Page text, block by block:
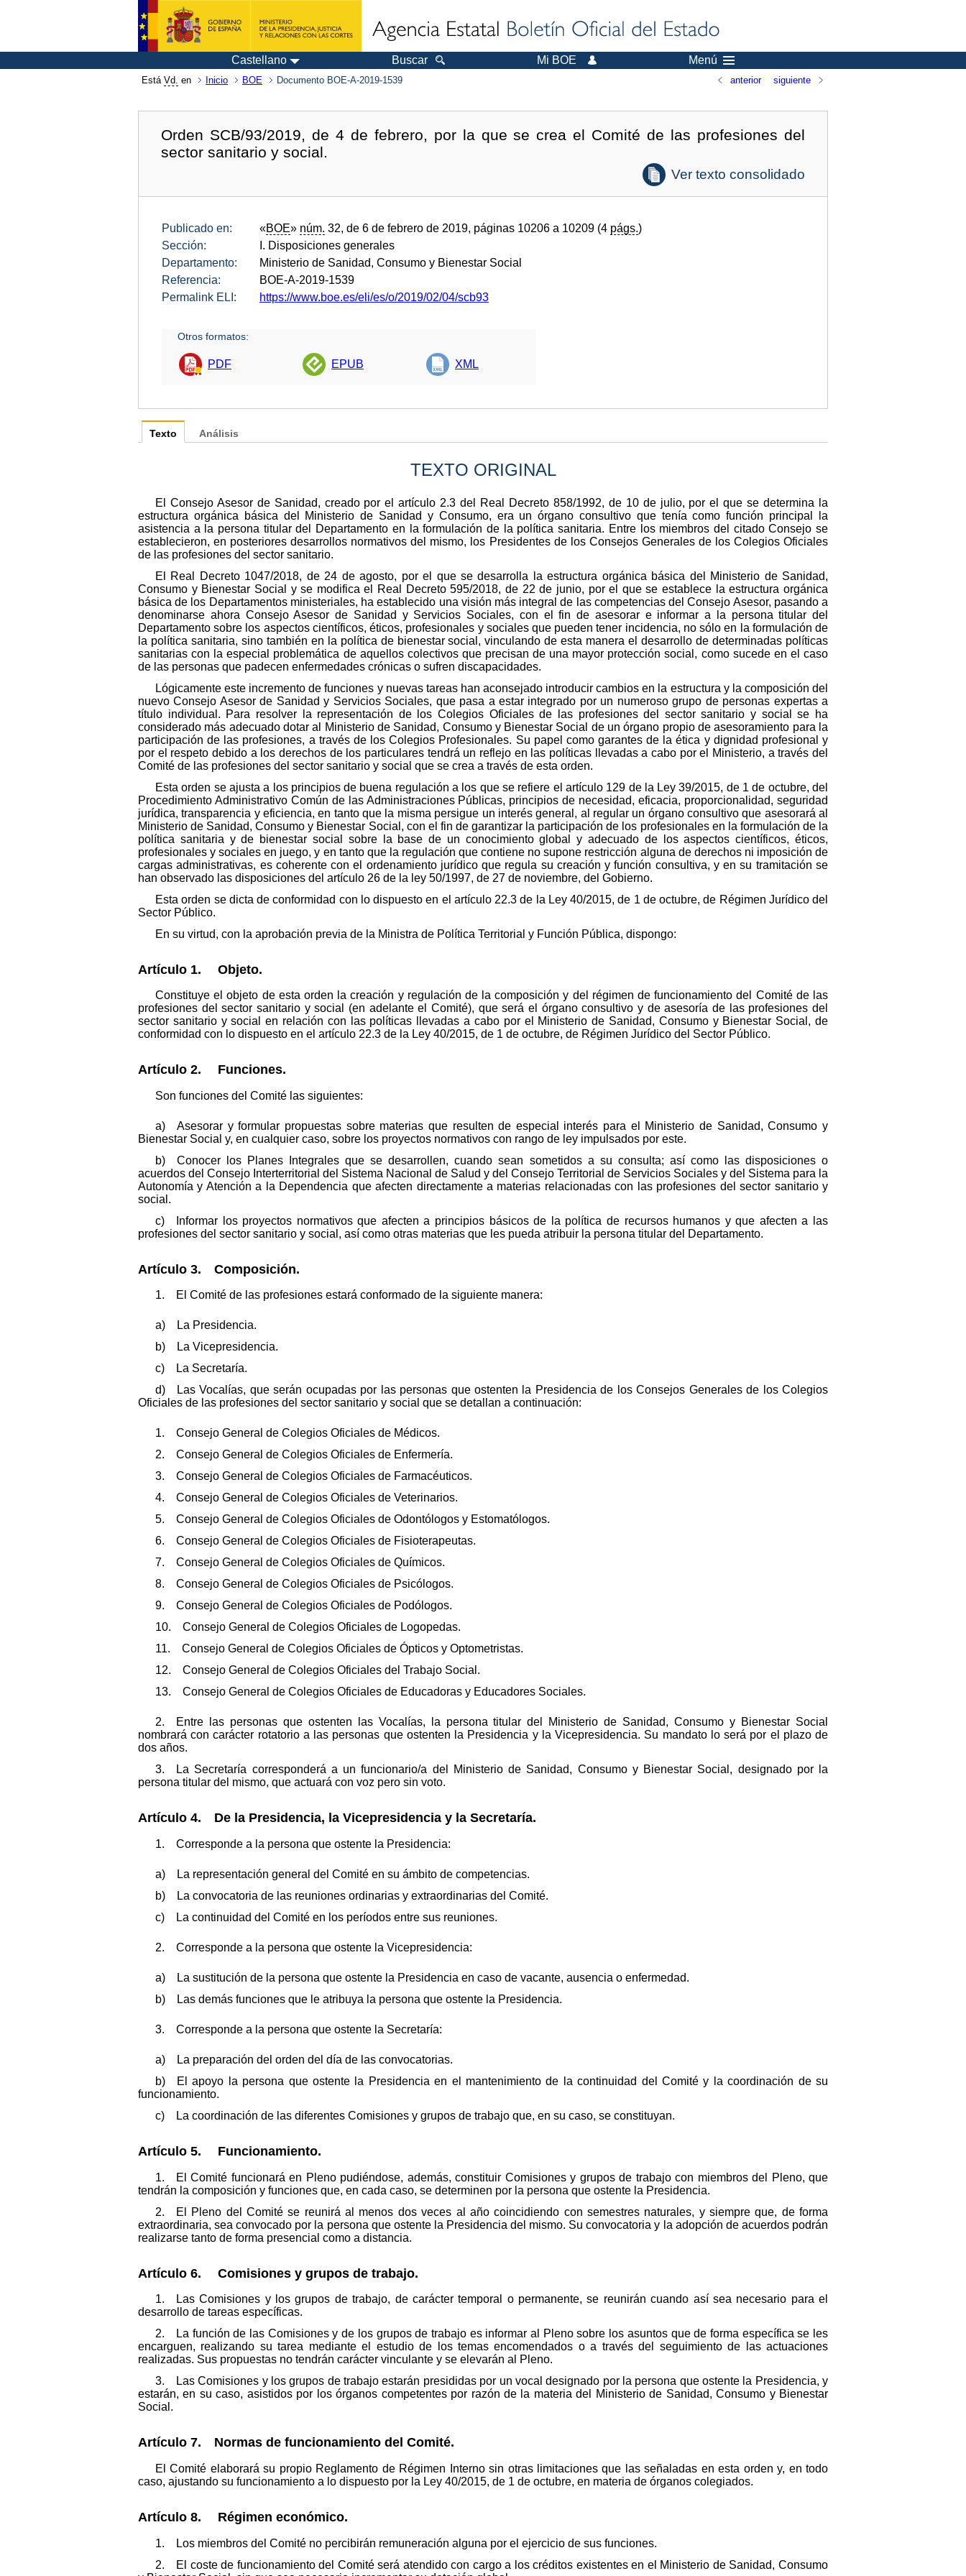
Castellano Buscar Mi BOE Menú
Está Vd. en Inicio BOE Documento BOE-A-2019-1539 anterior siguiente
Orden SCB/93/2019, de 4 de febrero, por la que se crea el Comité de las profesiones del
sector sanitario y social.
Ver texto consolidado
Publicado en: «BOE» núm. 32, de 6 de febrero de 2019, páginas 10206 a 10209 (4 págs.)
Sección:
I. Disposiciones generales
Departamento:
Ministerio de Sanidad, Consumo y Bienestar Social
Referencia:
BOE-A-2019-1539
Permalink ELI:
https://www.boe.es/eli/es/o/2019/02/04/scb93
Otros formatos:
PDF EPUB XML
Texto
TEXTO ORIGINAL
El Consejo Asesor de Sanidad, creado por el artículo 2.3 del Real Decreto 858/1992, de 10 de julio, por el que se determina la
estructura orgánica básica del Ministerio de Sanidad y Consumo, era un órgano consultivo que tenía como función principal la
asistencia a la persona titular del Departamento en la formulación de la política sanitaria. Entre los miembros del citado Consejo se
establecieron, en posteriores desarrollos normativos del mismo, los Presidentes de los Consejos Generales de los Colegios Oficiales
de las profesiones del sector sanitario.
El Real Decreto 1047/2018, de 24 de agosto, por el que se desarrolla la estructura orgánica básica del Ministerio de Sanidad,
Consumo y Bienestar Social y se modifica el Real Decreto 595/2018, de 22 de junio, por el que se establece la estructura orgánica
básica de los Departamentos ministeriales, ha establecido una visión más integral de las competencias del Consejo Asesor, pasando a
denominarse ahora Consejo Asesor de Sanidad y Servicios Sociales, con el fin de asesorar e informar a la persona titular del
Departamento sobre los aspectos científicos, éticos, profesionales y sociales que pueden tener incidencia, no sólo en la formulación de
la política sanitaria, sino también en la política de bienestar social, vinculando de esta manera el desarrollo de determinadas políticas
sanitarias con la especial problemática de aquellos colectivos que precisan de una mayor protección social, como sucede en el caso
de las personas que padecen enfermedades crónicas o sufren discapacidades.
Lógicamente este incremento de funciones y nuevas tareas han aconsejado introducir cambios en la estructura y la composición del
nuevo Consejo Asesor de Sanidad y Servicios Sociales, que pasa a estar integrado por un numeroso grupo de personas expertas a
título individual. Para resolver la representación de los Colegios Oficiales de las profesiones del sector sanitario y social se ha
considerado más adecuado dotar al Ministerio de Sanidad, Consumo y Bienestar Social de un órgano propio de asesoramiento para la
participación de las profesiones, a través de los Colegios Profesionales. Su papel como garantes de la ética y dignidad profesional y
por el respeto debido a los derechos de los particulares tendrá un reflejo en las políticas llevadas a cabo por el Ministerio, a través del
Comité de las profesiones del sector sanitario y social que se crea a través de esta orden.
Esta orden se ajusta a los principios de buena regulación a los que se refiere el artículo 129 de la Ley 39/2015, de 1 de octubre, del
Procedimiento Administrativo Común de las Administraciones Públicas, principios de necesidad, eficacia, proporcionalidad, seguridad
jurídica, transparencia y eficiencia, en tanto que la misma persigue un interés general, al regular un órgano consultivo que asesorará al
Ministerio de Sanidad, Consumo y Bienestar Social, con el fin de garantizar la participación de los profesionales en la formulación de la
política sanitaria y de bienestar social sobre la base de un conocimiento global y adecuado de los aspectos científicos, éticos,
profesionales y sociales en juego, y en tanto que la regulación que contiene no supone restricción alguna de derechos ni imposición de
cargas administrativas, es coherente con el ordenamiento jurídico que regula su creación y función consultiva, y en su tramitación se
han observado las disposiciones del artículo 26 de la ley 50/1997, de 27 de noviembre, del Gobierno.
Esta orden se dicta de conformidad con lo dispuesto en el artículo 22.3 de la Ley 40/2015, de 1 de octubre, de Régimen Jurídico del
Sector Público.
En su virtud, con la aprobación previa de la Ministra de Política Territorial y Función Pública, dispongo:
Artículo 1. Objeto.
Constituye el objeto de esta orden la creación y regulación de la composición y del régimen de funcionamiento del Comité de las
profesiones del sector sanitario y social (en adelante el Comité), que será el órgano consultivo y de asesoría de las profesiones del
sector sanitario y social en relación con las políticas llevadas a cabo por el Ministerio de Sanidad, Consumo y Bienestar Social, de
conformidad con lo dispuesto en el artículo 22.3 de la Ley 40/2015, de 1 de octubre, de Régimen Jurídico del Sector Público.
Artículo 2. Funciones.
Son funciones del Comité las siguientes:
a) Asesorar y formular propuestas sobre materias que resulten de especial interés para el Ministerio de Sanidad, Consumo y
Bienestar Social y, en cualquier caso, sobre los proyectos normativos con rango de ley impulsados por este.
b) Conocer los Planes Integrales que se desarrollen, cuando sean sometidos a su consulta; así como las disposiciones o
acuerdos del Consejo Interterritorial del Sistema Nacional de Salud y del Consejo Territorial de Servicios Sociales y del Sistema para la
Autonomía y Atención a la Dependencia que afecten directamente a materias relacionadas con las profesiones del sector sanitario y
social.
c) Informar los proyectos normativos que afecten a principios básicos de la política de recursos humanos y que afecten a las
profesiones del sector sanitario y social, así como otras materias que les pueda atribuir la persona titular del Departamento.
Artículo 3. Composición.
1. El Comité de las profesiones estará conformado de la siguiente manera:
a) La Presidencia.
b) La Vicepresidencia.
c) La Secretaría.
d) Las Vocalías, que serán ocupadas por las personas que ostenten la Presidencia de los Consejos Generales de los Colegios
Oficiales de las profesiones del sector sanitario y social que se detallan a continuación:
1. Consejo General de Colegios Oficiales de Médicos.
2. Consejo General de Colegios Oficiales de Enfermería.
3. Consejo General de Colegios Oficiales de Farmacéuticos.
4. Consejo General de Colegios Oficiales de Veterinarios.
5. Consejo General de Colegios Oficiales de Odontólogos y Estomatólogos.
6. Consejo General de Colegios Oficiales de Fisioterapeutas.
7. Consejo General de Colegios Oficiales de Químicos.
8. Consejo General de Colegios Oficiales de Psicólogos.
9. Consejo General de Colegios Oficiales de Podólogos.
10. Consejo General de Colegios Oficiales de Logopedas.
11. Consejo General de Colegios Oficiales de Ópticos y Optometristas.
12. Consejo General de Colegios Oficiales del Trabajo Social.
13. Consejo General de Colegios Oficiales de Educadoras y Educadores Sociales.
2. Entre las personas que ostenten las Vocalías, la persona titular del Ministerio de Sanidad, Consumo y Bienestar Social
nombrará con carácter rotatorio a las personas que ostenten la Presidencia y la Vicepresidencia. Su mandato lo será por el plazo de
dos años.
3. La Secretaría corresponderá a un funcionario/a del Ministerio de Sanidad, Consumo y Bienestar Social, designado por la
persona titular del mismo, que actuará con voz pero sin voto.
Artículo 4. De la Presidencia, la Vicepresidencia y la Secretaría.
1. Corresponde a la persona que ostente la Presidencia:
a) La representación general del Comité en su ámbito de competencias.
b) La convocatoria de las reuniones ordinarias y extraordinarias del Comité.
c) La continuidad del Comité en los períodos entre sus reuniones.
2. Corresponde a la persona que ostente la Vicepresidencia:
a) La sustitución de la persona que ostente la Presidencia en caso de vacante, ausencia o enfermedad.
b) Las demás funciones que le atribuya la persona que ostente la Presidencia.
3. Corresponde a la persona que ostente la Secretaría:
a) La preparación del orden del día de las convocatorias.
b) El apoyo la persona que ostente la Presidencia en el mantenimiento de la continuidad del Comité y la coordinación de su
funcionamiento.
c) La coordinación de las diferentes Comisiones y grupos de trabajo que, en su caso, se constituyan.
Artículo 5. Funcionamiento.
1. El Comité funcionará en Pleno pudiéndose, además, constituir Comisiones y grupos de trabajo con miembros del Pleno, que
tendrán la composición y funciones que, en cada caso, se determinen por la persona que ostente la Presidencia.
2. El Pleno del Comité se reunirá al menos dos veces al año coincidiendo con semestres naturales, y siempre que, de forma
extraordinaria, sea convocado por la persona que ostente la Presidencia del mismo. Su convocatoria y la adopción de acuerdos podrán
realizarse tanto de forma presencial como a distancia.
Artículo 6. Comisiones y grupos de trabajo.
1. Las Comisiones y los grupos de trabajo, de carácter temporal o permanente, se reunirán cuando así sea necesario para el
desarrollo de tareas específicas.
2. La función de las Comisiones y de los grupos de trabajo es informar al Pleno sobre los asuntos que de forma específica se les
encarguen, realizando su tarea mediante el estudio de los temas encomendados o a través del seguimiento de las actuaciones
realizadas. Sus propuestas no tendrán carácter vinculante y se elevarán al Pleno.
3. Las Comisiones y los grupos de trabajo estarán presididas por un vocal designado por la persona que ostente la Presidencia, y
estarán, en su caso, asistidos por los órganos competentes por razón de la materia del Ministerio de Sanidad, Consumo y Bienestar
Social.
Artículo 7. Normas de funcionamiento del Comité.
El Comité elaborará su propio Reglamento de Régimen Interno sin otras limitaciones que las señaladas en esta orden y, en todo
caso, ajustando su funcionamiento a lo dispuesto por la Ley 40/2015, de 1 de octubre, en materia de órganos colegiados.
Artículo 8. Régimen económico.
1. Los miembros del Comité no percibirán remuneración alguna por el ejercicio de sus funciones.
2. El coste de funcionamiento del Comité será atendido con cargo a los créditos existentes en el Ministerio de Sanidad, Consumo
Análisis